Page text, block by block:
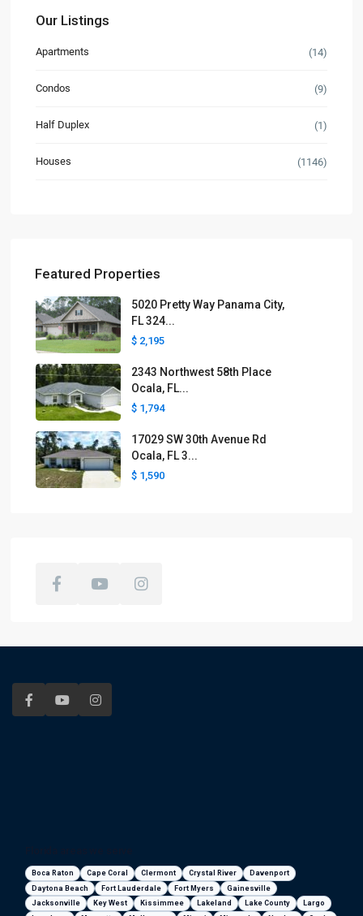
Our Listings
Apartments (14)
Condos (9)
Half Duplex (1)
Houses (1146)
Featured Properties
5020 Pretty Way Panama City,
FL 324...
$ 2,195
2343 Northwest 58th Place
Ocala, FL...
$ 1,794
17029 SW 30th Avenue Rd
Ocala, FL 3...
$ 1,590
Boca Raton Cape Coral Clermont Crystal River
Davenport
Daytona Beach
Fort Lauderdale Fort Myers
Gainesville
Jacksonville
Key West Kissimmee Lakeland Lake County
Largo